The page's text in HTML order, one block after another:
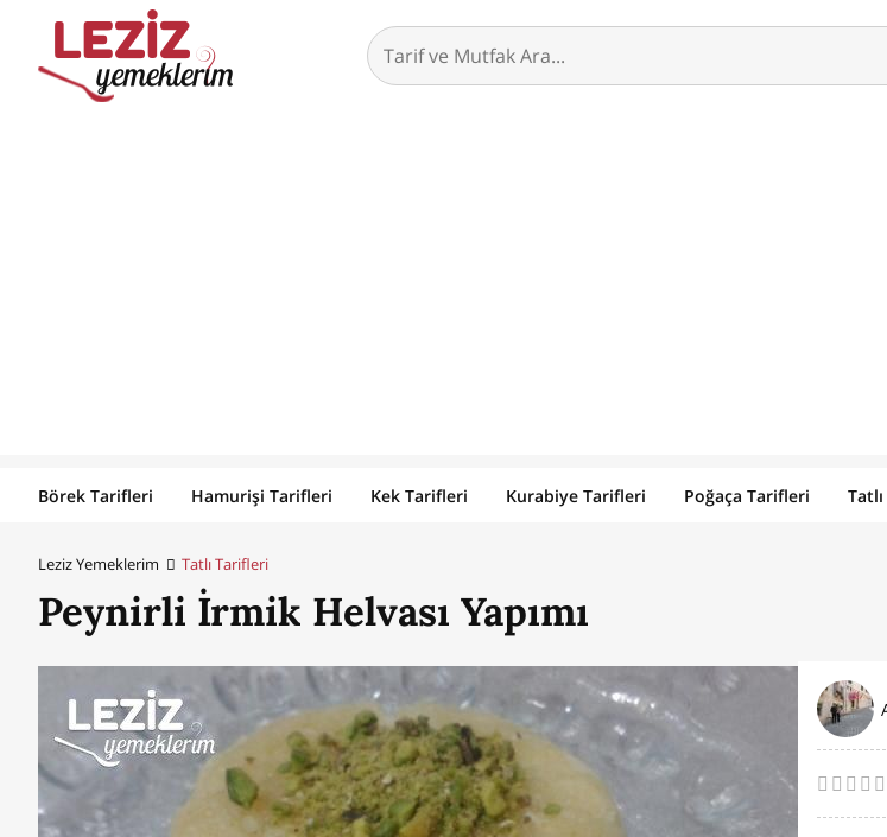
Börek Tarifleri Hamurişi Tarifleri Kek Tarifleri Kurabiye Tarifleri Poğaça Tarifleri
Leziz Yemeklerim Tatlı Tarifleri
Peynirli İrmik Helvası Yapımı